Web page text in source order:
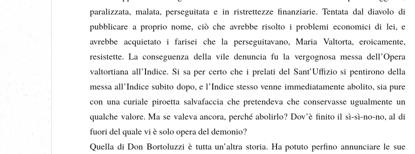
paralizzata, malata, perseguitata e in ristrettezze finanziarie. Tentata dal diavolo di
pubblicare a proprio nome, ciò che avrebbe risolto i problemi economici di lei, e
avrebbe acquietato i farisei che la perseguitavano, Maria Valtorta, eroicamente,
resistette. La conseguenza della vile denuncia fu la vergognosa messa dell’Opera
valtortiana all’Indice. Si sa per certo che i prelati del Sant’Uffizio si pentirono della
messa all’Indice subito dopo, e l’Indice stesso venne immediatamente abolito, sia pure
con una curiale piroetta salvafaccia che pretendeva che conservasse ugualmente un
qualche valore. Ma se valeva ancora, perché abolirlo? Dov’è finito il sì-sì-no-no, al di
fuori del quale vi è solo opera del demonio?
Quella di Don Bortoluzzi è tutta un’altra storia. Ha potuto perfino annunciare le sue